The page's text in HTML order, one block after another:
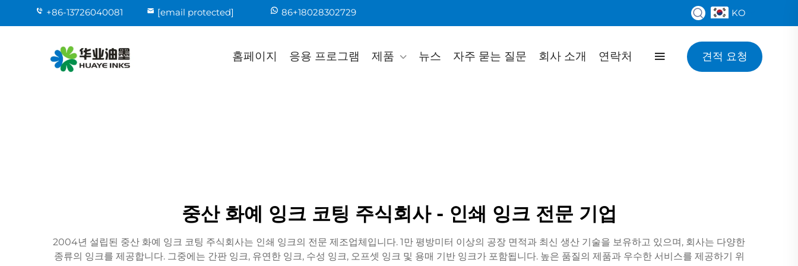
+86-13726040081 [email protected] 86+18028302729 KO
홈페이지 응용 프로그램 제품 뉴스 자주 묻는 질문 회사 소개 연락처 견적 요청
중산 화예 잉크 코팅 주식회사 - 인쇄 잉크 전문 기업
2004년 설립된 중산 화예 잉크 코팅 주식회사는 인쇄 잉크의 전문 제조업체입니다. 1만 평방미터 이상의 공장 면적과 최신 생산 기술을 보유하고 있으며, 회사는 다양한
종류의 잉크를 제공합니다. 그중에는 간판 잉크, 유연한 잉크, 수성 잉크, 오프셋 잉크 및 용매 기반 잉크가 포함됩니다. 높은 품질의 제품과 우수한 서비스를 제공하기 위